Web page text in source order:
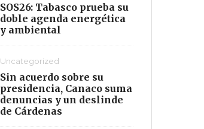
SOS26: Tabasco prueba su
doble agenda energética
y ambiental
Uncategorized
Sin acuerdo sobre su
presidencia, Canaco suma
denuncias y un deslinde
de Cárdenas